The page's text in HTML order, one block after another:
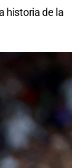
historia de la